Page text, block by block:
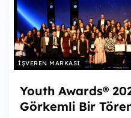
İŞVEREN MARKASI
Youth Awards®
Görkemli Bir